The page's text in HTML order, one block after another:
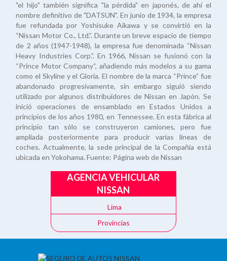
"el hijo" también significa "la pérdida" en japonés, de ahí el
nombre definitivo de "DATSUN". En junio de 1934, la empresa
fue refundada por Yoshisuke Aikawa y se convirtió en la
“Nissan Motor Co., Ltd.”. Durante un breve espacio de tiempo
de 2 años (1947-1948), la empresa fue denominada “Nissan
Heavy Industries Corp.”. En 1966, Nissan se fusionó con la
“Prince Motor Company“, añadiendo más modelos a su gama
como el Skyline y el Gloria. El nombre de la marca “Prince” fue
abandonado progresivamente, sin embargo siguió siendo
utilizado por algunos distribuidores de Nissan en Japón. Se
inició operaciones de ensamblado en Estados Unidos a
principios de los años 1980, en Tennessee. En esta fábrica al
principio tan sólo se construyeron camiones, pero fue
ampliada posteriormente para producir varias líneas de
coches. Actualmente, la sede principal de la Compañía está
ubicada en Yokohama. Fuente: Página web de Nissan
AGENCIA VEHICULAR
NISSAN
Lima
Provincias